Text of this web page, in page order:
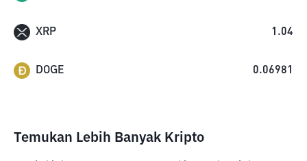
XRP 1.04
DOGE 0.06981
Temukan Lebih Banyak Kripto